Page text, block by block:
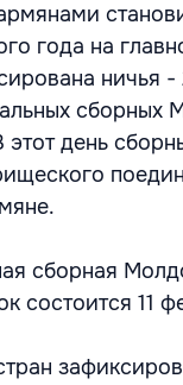
года на
ничья -
день
сборная
11